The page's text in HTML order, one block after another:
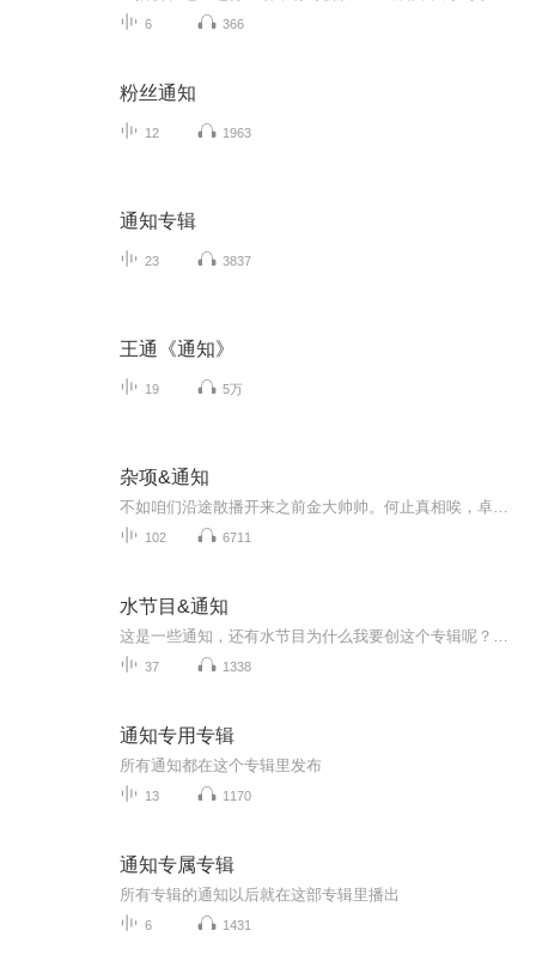
6 366
粉丝通知
12 1963
通知专辑
23 3837
王通《通知》
19 5万
杂项&通知
102 6711
水节目&通知
37 1338
通知专用专辑
所有通知都在这个专辑里发布
13 1170
通知专属专辑
所有专辑的通知以后就在这部专辑里播出
6 1431